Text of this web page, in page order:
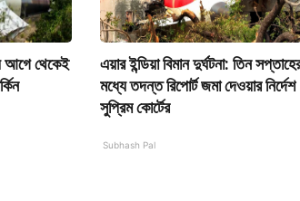
আগে থেকেই
এয়ার ইন্ডিয়া বিমান দুর্ঘটনা: তিন
মধ্যে তদন্ত রিপোর্ট জমা দেওয়ার নির্দেশ
সুপ্রিম কোর্টের
Subhash Pal